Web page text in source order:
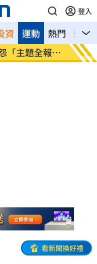
登入
資 熱門 影音
運動
「主題全報
美國
進
看新聞換好禮